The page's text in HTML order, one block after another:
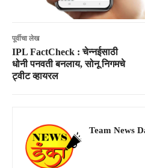
पूर्वीचा लेख
IPL FactCheck : चेन्नईसाठी
धोनी पनवती बनलाय, सोनू निगमचे
ट्वीट व्हायरल
Team News